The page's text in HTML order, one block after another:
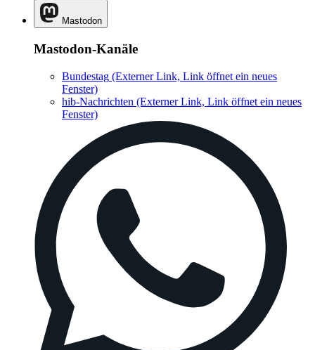
Mastodon
Mastodon-Kanäle
Bundestag (Externer Link, Link öffnet ein neues
Fenster)
hib-Nachrichten (Externer Link, Link öffnet ein neues
Fenster)